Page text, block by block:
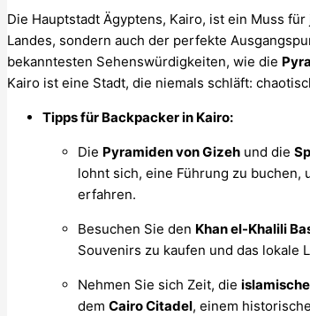
Die Hauptstadt Ägyptens, Kairo, ist ein Muss
Landes, sondern auch der perfekte
bekanntesten Sehenswürdigkeiten, wie die
Kairo ist eine Stadt, die niemals schläft:
Tipps für Backpacker in Kairo:
Die Pyramiden von Gizeh und die
lohnt sich, eine Führung zu buchen,
erfahren.
Besuchen Sie den Khan el-Khalili
Souvenirs zu kaufen und das lokale
Nehmen Sie sich Zeit, die
dem Cairo Citadel, einem